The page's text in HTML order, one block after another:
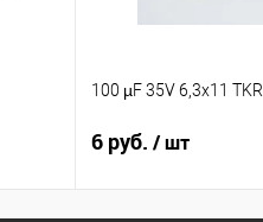
100 µF 35V 6,3x11 TKR
6 руб. / шт